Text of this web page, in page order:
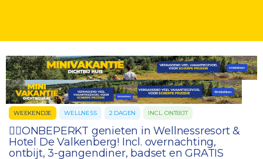
WEEKENDJE WELLNESS 2 DAGEN INCL. ONTBIJT
💆‍♀️ONBEPERKT genieten in Wellnessresort &
Hotel De Valkenberg! Incl. overnachting,
ontbijt, 3-gangendiner, badset en GRATIS